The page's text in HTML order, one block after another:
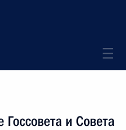
и Совета